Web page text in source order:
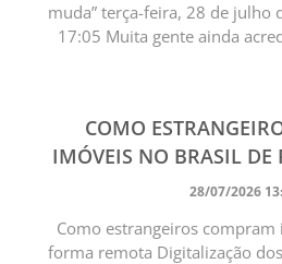
muda” terça-feira, 28 de julho
17:05 Muita gente ainda
COMO
IMÓVEIS NO BRASIL DE
28/07/2026
Como estrangeiros
forma remota Digitalização